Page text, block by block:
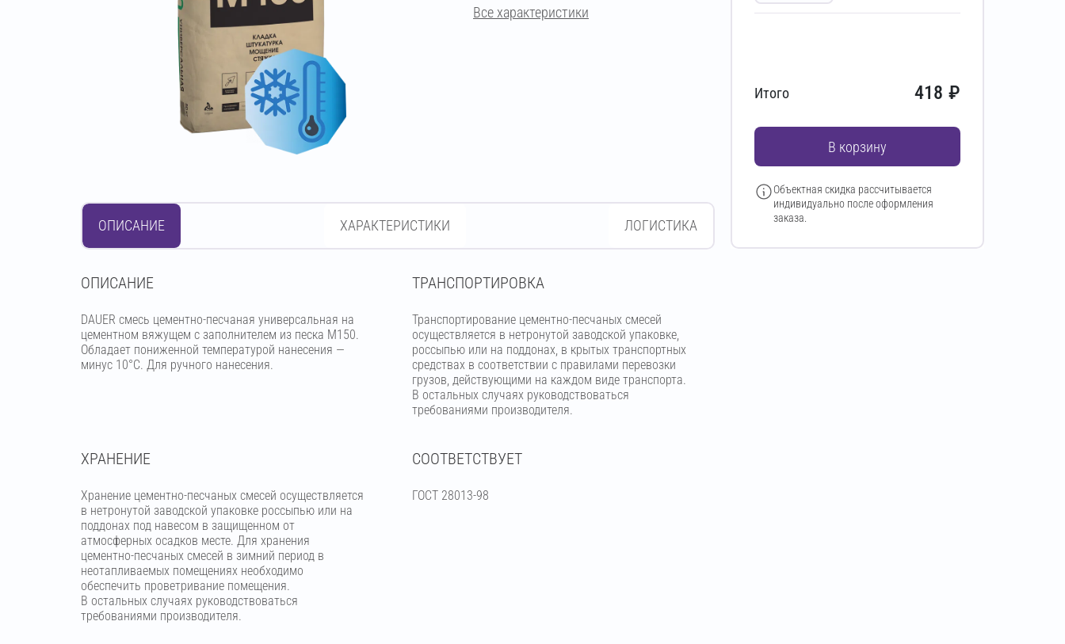
Все характеристики
ОПИСАНИЕ ХАРАКТЕРИСТИКИ ЛОГИСТИКА
OПИСАНИЕ
DAUER смесь цементно-песчаная универсальная на
цементном вяжущем с заполнителем из песка М150.
Обладает пониженной температурой нанесения —
минус 10°С. Для ручного нанесения.
ТРАНСПОРТИРОВКА
Транспортирование цементно-песчаных смесей
осуществляется в нетронутой заводской упаковке,
россыпью или на поддонах, в крытых транспортных
средствах в соответствии с правилами перевозки
грузов, действующими на каждом виде транспорта.
В остальных случаях руководствоваться
требованиями производителя.
ХРАНЕНИЕ
Хранение цементно-песчаных смесей осуществляется
в нетронутой заводской упаковке россыпью или на
поддонах под навесом в защищенном от
атмосферных осадков месте. Для хранения
цементно-песчаных смесей в зимний период в
неотапливаемых помещениях необходимо
обеспечить проветривание помещения.
В остальных случаях руководствоваться
требованиями производителя.
СООТВЕТСТВУЕТ
ГОСТ 28013-98
Итого 418 ₽
В корзину
Объектная скидка рассчитывается
индивидуально после оформления
заказа.